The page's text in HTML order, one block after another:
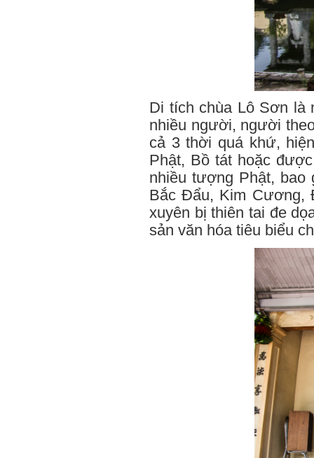
Di tích chùa Lô Sơn
nhiều người, người
cả 3 thời quá khứ,
Phật, Bồ tát hoặc
nhiều tượng Phật, bao
Bắc Đẩu, Kim Cương,
xuyên bị thiên tai đe
sản văn hóa tiêu biểu